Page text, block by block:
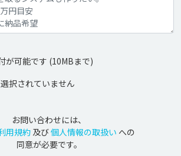
が可能です (10MBまで)
選択されていません
お問い合わせには、
用規約 及び個人情報の取扱い への
同意が必要です。